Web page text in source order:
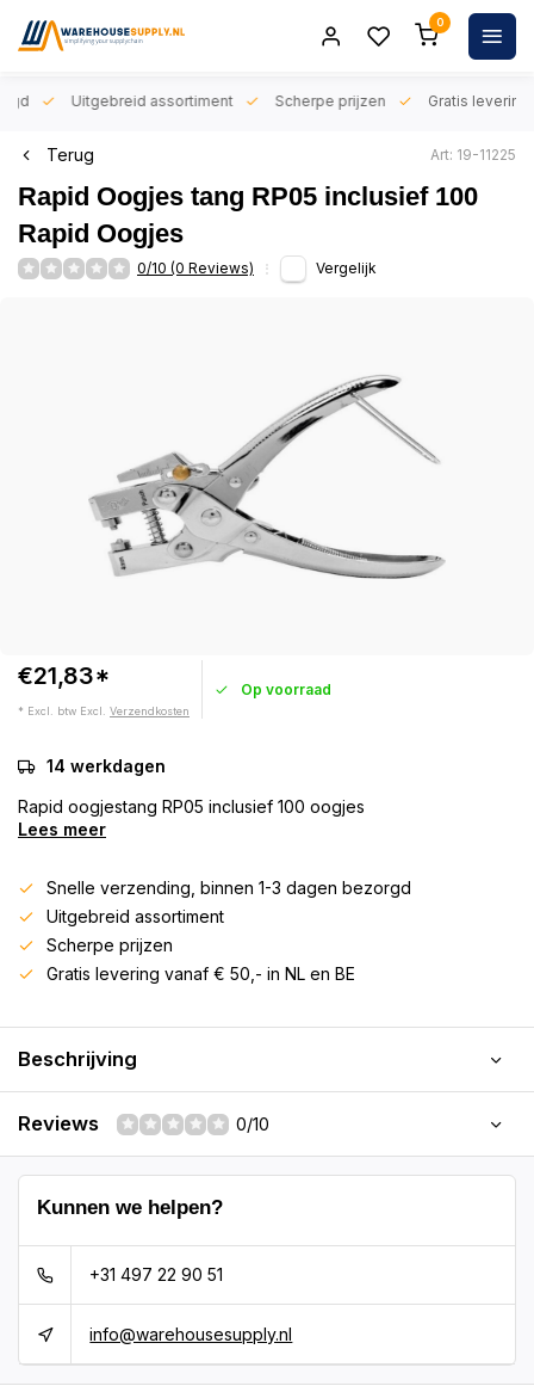
0
Uitgebreid assortiment Scherpe prijzen Gratis levering
Terug Art: 19-11225
Rapid Oogjes tang RP05 inclusief 100
Rapid Oogjes
0/10 (0 Reviews) Vergelijk
€21,83*
* Excl. btw Excl. Verzendkosten
Op voorraad
14 werkdagen
Rapid oogjestang RP05 inclusief 100 oogjes
Lees meer
Snelle verzending, binnen 1-3 dagen bezorgd
Uitgebreid assortiment
Scherpe prijzen
Gratis levering vanaf € 50,- in NL en BE
Beschrijving
Reviews 0/10
Kunnen we helpen?
+31 497 22 90 51
info@warehousesupply.nl